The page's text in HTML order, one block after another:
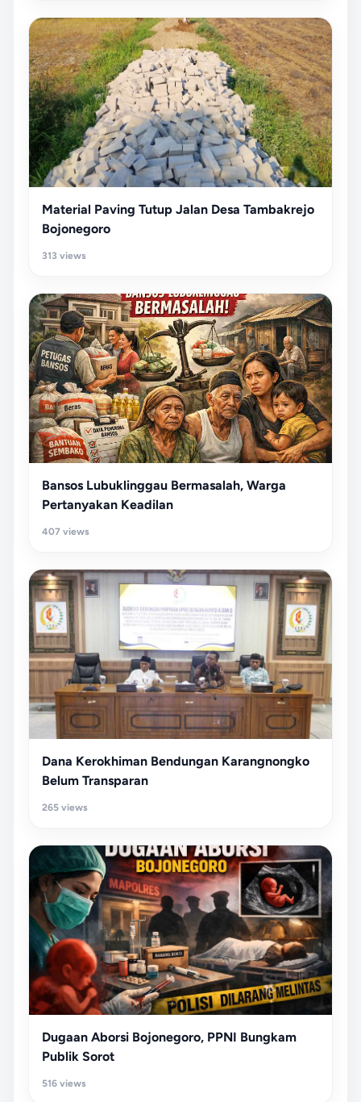
Material Paving Tutup Jalan Desa Tambakrejo
Bojonegoro
313 views
Bansos Lubuklinggau Bermasalah, Warga
Pertanyakan Keadilan
407 views
Dana Kerokhiman Bendungan Karangnongko
Belum Transparan
265 views
Dugaan Aborsi Bojonegoro, PPNI Bungkam
Publik Sorot
516 views